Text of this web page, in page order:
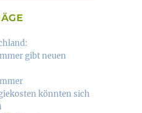
gibt neuen
könn­ten sich